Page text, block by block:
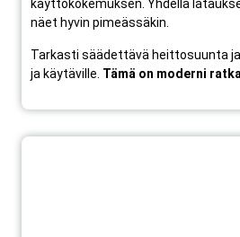
käyttökokemuksen. Yhdellä
näet hyvin pimeässäkin.
Tarkasti säädettävä heittosuunta
ja käytäville. Tämä on moderni